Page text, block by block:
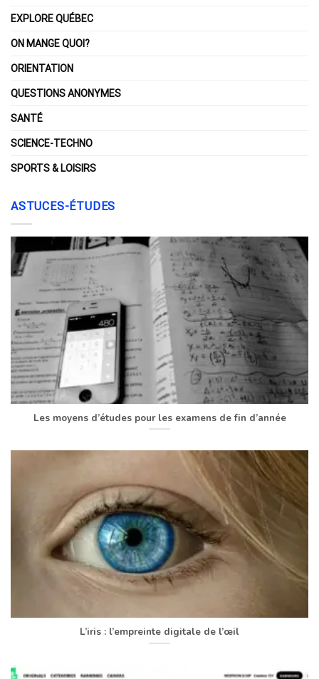
EXPLORE QUÉBEC
ON MANGE QUOI?
ORIENTATION
QUESTIONS ANONYMES
SANTÉ
SCIENCE-TECHNO
SPORTS & LOISIRS
ASTUCES-ÉTUDES
Les moyens d’études pour les examens de fin d’année
L’iris : l’empreinte digitale de l’œil